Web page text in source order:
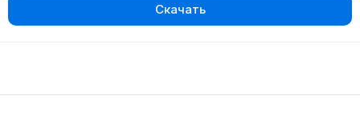
Скачать